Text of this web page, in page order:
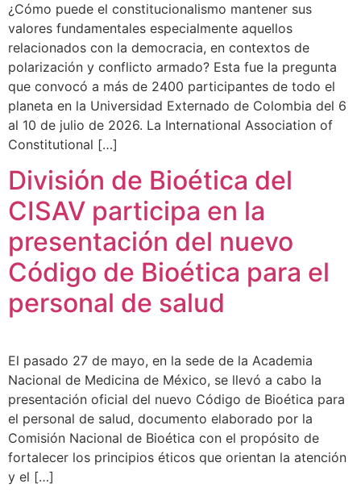
¿Cómo puede el constitucionalismo mantener sus
valores fundamentales especialmente aquellos
relacionados con la democracia, en contextos de
polarización y conflicto armado? Esta fue la pregunta
que convocó a más de 2400 participantes de todo el
planeta en la Universidad Externado de Colombia del 6
al 10 de julio de 2026. La International Association of
Constitutional […]
División de Bioética del
CISAV participa en la
presentación del nuevo
Código de Bioética para el
personal de salud
El pasado 27 de mayo, en la sede de la Academia
Nacional de Medicina de México, se llevó a cabo la
presentación oficial del nuevo Código de Bioética para
el personal de salud, documento elaborado por la
Comisión Nacional de Bioética con el propósito de
fortalecer los principios éticos que orientan la atención
y el […]